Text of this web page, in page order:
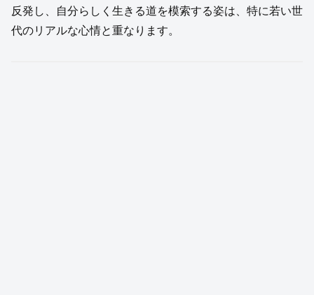
反発し、自分らしく生きる道を模索する姿は、特に若い世
代のリアルな心情と重なります。